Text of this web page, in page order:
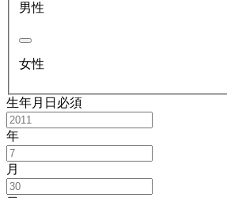
男性
女性
生年月日 必須
年
月